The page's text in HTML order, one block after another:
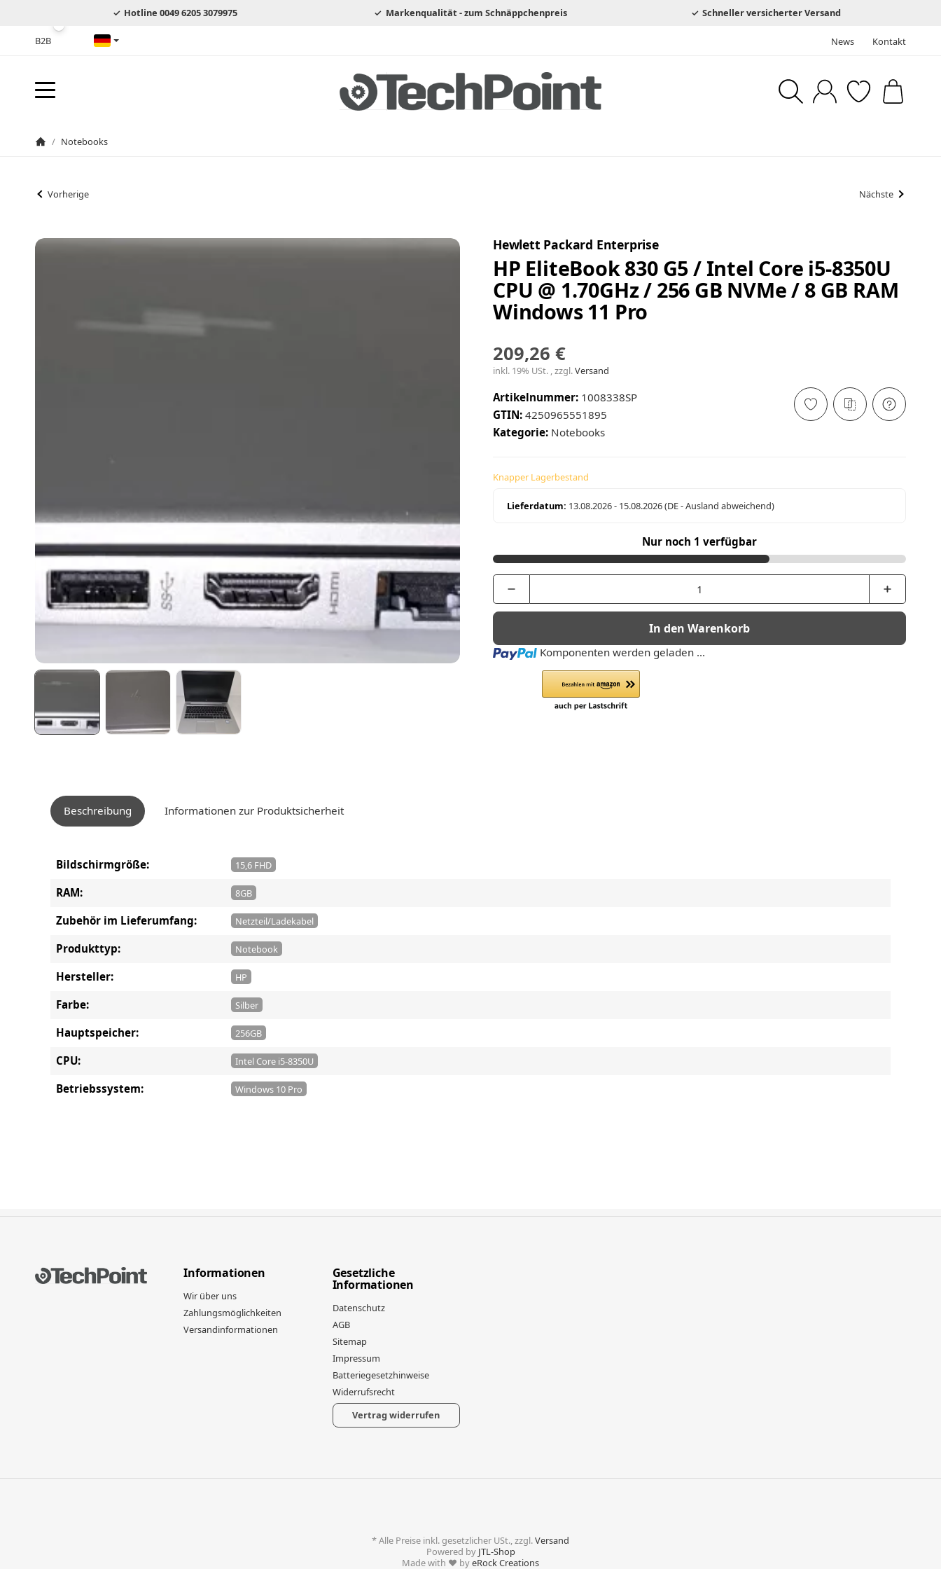
Hotline 0049 6205 3079975 Markenqualität - zum Schnäppchenpreis Schneller versicherter Versand
B2B Deutsch News Kontakt
/ Notebooks
Vorherige Nächste
Hewlett Packard Enterprise
HP EliteBook 830 G5 / Intel Core i5-8350U
CPU @ 1.70GHz / 256 GB NVMe / 8 GB RAM
Windows 11 Pro
209,26 €
inkl. 19% USt. , zzgl.Versand
Artikelnummer: 1008338SP
GTIN: 4250965551895
Kategorie: Notebooks
Knapper Lagerbestand
Lieferdatum: 13.08.2026 - 15.08.2026(DE - Ausland abweichend)
Nur noch 1 verfügbar
In den Warenkorb
Loading... Komponenten werden geladen ...
Beschreibung Informationen zur Produktsicherheit
Bildschirmgröße: 15,6 FHD
RAM: 8GB
Zubehör im Lieferumfang: Netzteil/Ladekabel
Produkttyp: Notebook
Hersteller: HP
Farbe: Silber
Hauptspeicher: 256GB
CPU: Intel Core i5-8350U
Betriebssystem: Windows 10 Pro
Informationen
Wir über uns
Zahlungsmöglichkeiten
Versandinformationen
Gesetzliche
Informationen
Datenschutz
AGB
Sitemap
Impressum
Batteriegesetzhinweise
Widerrufsrecht
Vertrag widerrufen
*Alle Preise inkl. gesetzlicher USt., zzgl.Versand
Powered by JTL-Shop
Made with ♥ byeRock Creations